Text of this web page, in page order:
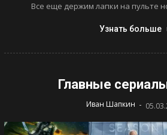
Все еще держим лапки на пульте
Узнать больше
Главные
Иван Шапкин -